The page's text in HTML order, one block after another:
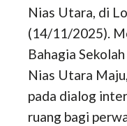
Nias Utara, di
(14/11/2025).
Bahagia
Nias Utara
pada dialog
ruang bagi